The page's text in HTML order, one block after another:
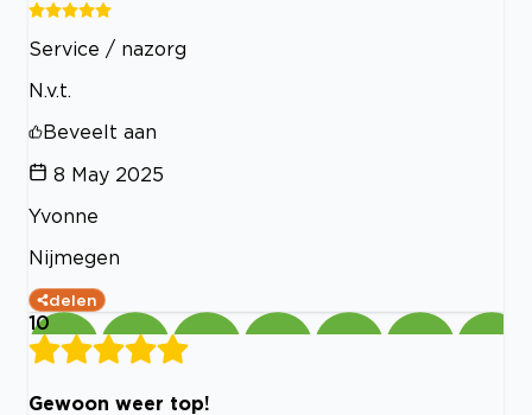
Service / nazorg
N.v.t.
Beveelt aan
8 May 2025
Yvonne
Nijmegen
delen
10
Gewoon weer top!